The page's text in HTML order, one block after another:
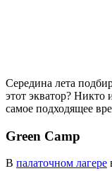
Середина лета
этот экватор? Никто
самое подходящее
Green Camp
В палаточном лагере